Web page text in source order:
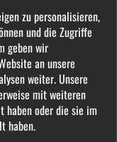
zu personalisieren,
und die Zugriffe
geben wir
an unsere
weiter. Unsere
mit weiteren
haben oder die sie im
haben.
Jeder
willkommen
finden, die
deiner
Fantasien
tausenden
dominante
die Leiden